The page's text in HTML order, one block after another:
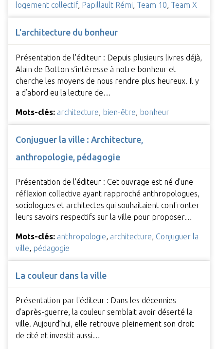
logement collectif, Papillault Rémi, Team 10, Team X
L'architecture du bonheur
Présentation de l'éditeur : Depuis plusieurs livres déjà,
Alain de Botton s’intéresse à notre bonheur et
cherche les moyens de nous rendre plus heureux. Il y
a d’abord eu la lecture de…
Mots-clés: architecture bien-être bonheur
Conjuguer la ville : Architecture,
anthropologie, pédagogie
Présentation de l'éditeur : Cet ouvrage est né d'une
réflexion collective ayant rapproché anthropologues,
sociologues et architectes qui souhaitaient confronter
leurs savoirs respectifs sur la ville pour proposer…
Mots-clés: anthropologie, architecture, Conjuguer la
ville, pédagogie
La couleur dans la ville
Présentation par l'éditeur : Dans les décennies
d’après-guerre, la couleur semblait avoir déserté la
ville. Aujourd’hui, elle retrouve pleinement son droit
de cité et investit aussi…